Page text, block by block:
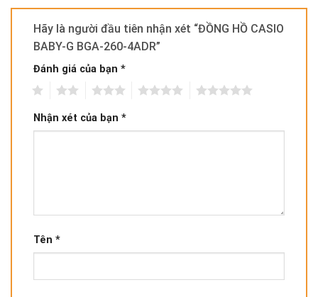
Hãy là người đầu tiên nhận xét “ĐỒNG HỒ CASIO
BABY-G BGA-260-4ADR”
Đánh giá của bạn *
Nhận xét của bạn *
Tên *